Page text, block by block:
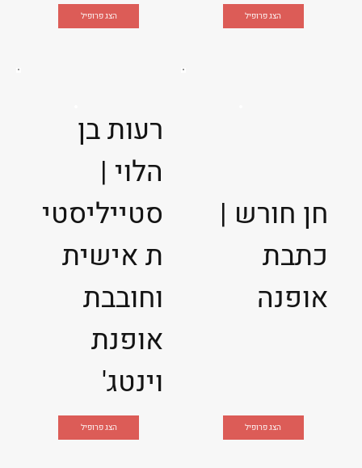
הצג פרופיל הצג פרופיל
רעות בן
הלוי |
סטייליסטי
ת אישית
וחובבת
אופנת
וינטג'
הצג פרופיל
חן חורש |
כתבת
אופנה
הצג פרופיל